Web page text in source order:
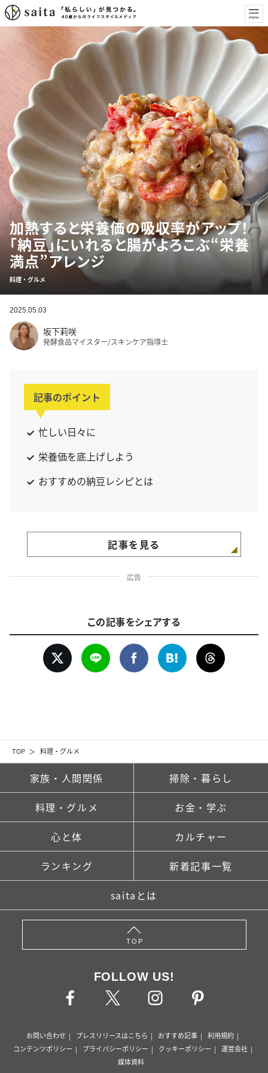
TOP 料理・グルメ
加熱すると栄養価の吸収率がアップ！
「納豆」にいれると腸がよろこぶ“栄養
満点”アレンジ
料理・グルメ
2025.05.03
坂下莉咲
発酵食品マイスター/スキンケア指導士
記事のポイント
忙しい日々に
栄養価を底上げしよう
おすすめの納豆レシピとは
記事を見る
広告
この記事をシェアする
家族・人間関係 掃除・暮らし
料理・グルメ お金・学ぶ
心と体 カルチャー
ランキング 新着記事一覧
saitaとは
TOP
FOLLOW US!
お問い合わせ プレスリリースはこちら おすすめ記事
利用規約
コンテンツポリシー
プライバシーポリシー クッキーポリシー
運営会社
媒体資料